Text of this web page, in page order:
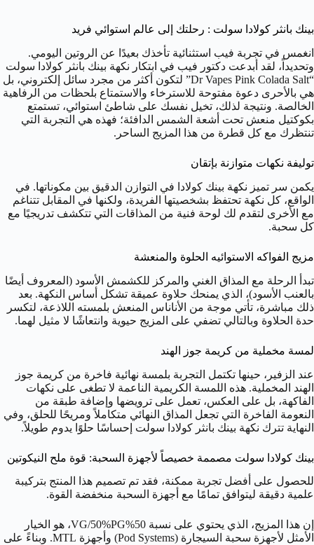
بينك بانثر كولادا سولت : رحلتك إلى عالم استوائي فريد
انغمس في تجربة فيب استثنائية تأخذك بعيدًا عن الروتين اليومي.
وتحديداً، لقد أبدعت دكتور فيب في ابتكار نكهة بينك بانثر كولادا سولت
“Dr Vapes Pink Colada Salt” لتكون أكثر من مجرد سائل إلكتروني، بل
هي بالأحرى دعوة مفتوحة للاسترخاء والاستمتاع بلحظات من الرفاهية
الخالصة. ونتيجة لذلك، تخيل نفسك على شاطئ استوائي، تستمتع
بكوكتيل منعش تحت أشعة الشمس الدافئة؛ فهذه هي التجربة التي
تنتظرك مع كل قطرة من هذا المزيج الساحر.
توليفة نكهات متوازنة بإتقان
يكمن سر تميز نكهة بينك كولادا في التوازن الدقيق بين مكوناتها. في
الواقع، كل نكهة تحتفظ بشخصيتها الفريدة، ولكنها في المقابل تتناغم
مع الأخرى لتقدم لك لوحة فنية من المذاقات التي تتكشف تدريجيًا مع
كل سحبة.
مزيج الفواكه الاستوائيه الحلوة والمنعشة
تبدأ الرحلة مع المذاق الغني والمركز للكشمش الأسود (المعروف أيضًا
بالعنب الأسود)، الذي يمنحك حلاوة عميقة تشكل أساس النكهة. بعد
ذلك مباشرة، تأتي موجة من الأناناس المنعش بلمسته اللاذعة، لتكسر
حدة الحلاوة وبالتالي تضفي على المزيج حيوية وانتعاشًا لا مثيل لهما.
لمسة مخملية من كريمة جوز الهند
عند الزفير، حينها تكتمل التجربة بلمسة نهائية فاخرة من كريمة جوز
الهند المخملية. هذه اللمسة الكريمية الناعمة لا تطغى على نكهات
الفاكهة، بل على العكس، تعمل على ترويضها وإضافة طبقة من
النعومة الفاخرة التي تجعل المذاق النهائي متكاملاً ومريحًا للحلق، وفي
النهاية تترك نكهة بينك بانثر كولادا سولت إحساسًا حلوًا يدوم طويلاً.
بينك كولادا سولت مصممة خصيصاً لأجهزة السحبة: قوة ملح النيكوتين
للحصول على أفضل تجربة ممكنة، فقد تم تصميم هذا المنتج بتركيبة
علمية دقيقة ليتوافق تمامًا مع أجهزة السحبة منخفضة القوة.
إن هذا المزيج، الذي يحتوي على نسبة 50%
VG/50%PG
، هو الخيار
الأمثل لأجهزة سحبة السيجارة (Pod Systems) وأجهزة MTL. وبناءً على